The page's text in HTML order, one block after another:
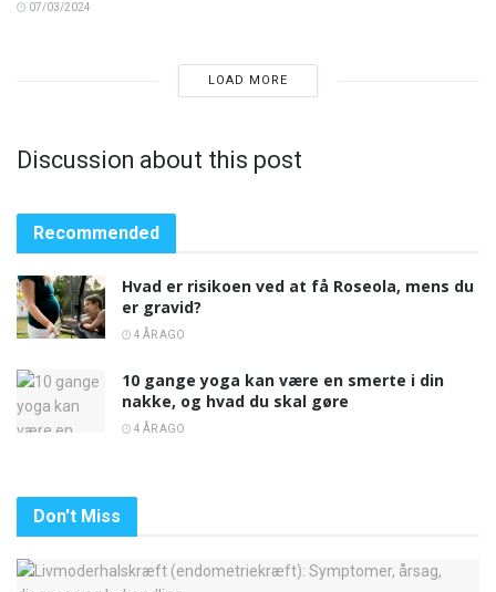
07/03/2024
LOAD MORE
Discussion about this post
Recommended
Hvad er risikoen ved at få Roseola, mens du
er gravid?
4 ÅR AGO
10 gange yoga kan være en smerte i din
nakke, og hvad du skal gøre
4 ÅR AGO
Don't Miss